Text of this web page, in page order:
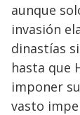
aunque
invasión
dinastías
hasta que
imponer
vasto